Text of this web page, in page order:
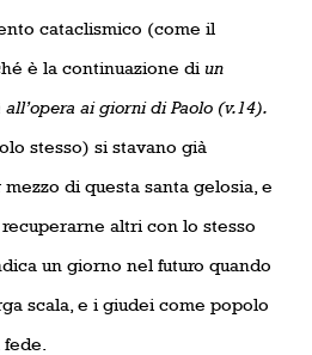
cataclismico (come il
è la continuazione di un
ai giorni di Paolo (v.14).
stesso) si stavano già
di questa santa gelosia, e
altri con lo stesso
un giorno nel futuro quando
scala, e i giudei come popolo